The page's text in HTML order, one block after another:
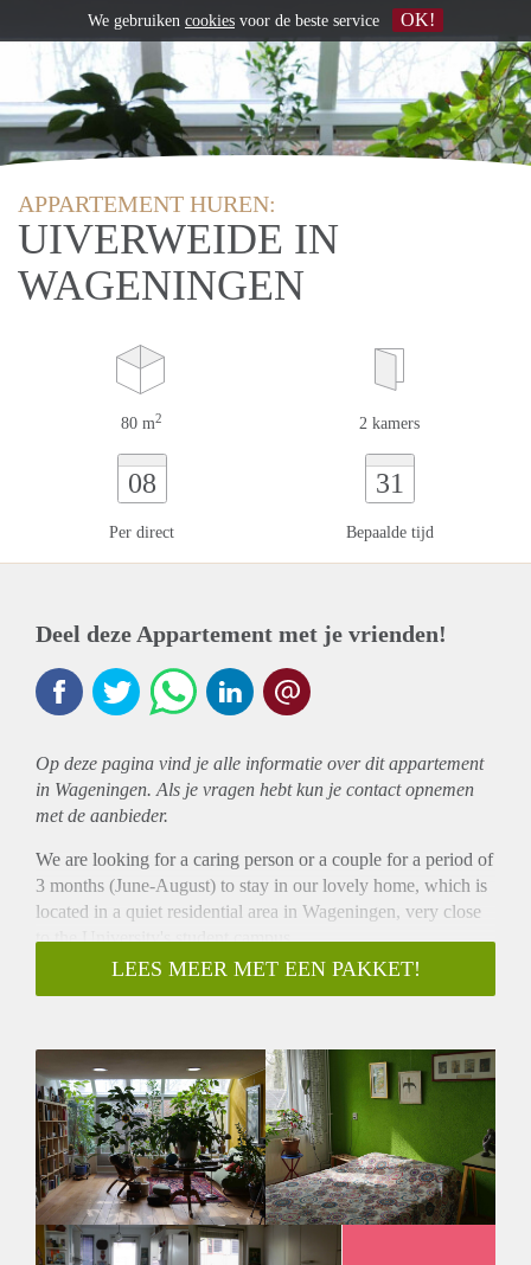
APPARTEMENT HUREN:
UIVERWEIDE IN
WAGENINGEN
80 m2 2 kamers
08
Per direct
31
Bepaalde tijd
Deel deze Appartement met je vrienden!
Op deze pagina vind je alle informatie over ditappartement
in Wageningen. Als je vragen hebt kun je contact opnemen
met de aanbieder.
We are looking for a caring person or a couple for a period of
3 months (June-August) to stay in our lovely home, which is
located in a quiet residential area in Wageningen, very close
to the University's student campus.
We are renting a sunny room on the first floor of the house
with a double bed and a large wardrobe, with its private
floor.
The spaces we offer are the kitchen and the wide
living/dining room on the ground floor looking onto the
terrace through glass windows and door, as well as the
garden/terrace with an entrance for bicycles on the back side
of the house.
The house is strictly non-smoking, and cleanliness and
tidiness are a must! We are looking for somebody who loves
LEES MEER MET EEN PAKKET!
We gebruiken cookies voor de beste service OK!